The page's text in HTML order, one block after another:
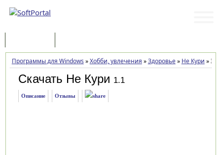
Программы для Windows »Хобби, увлечения »Здоровье» Не Кури »
Скачать Не Кури 1.1
Описание Отзывы